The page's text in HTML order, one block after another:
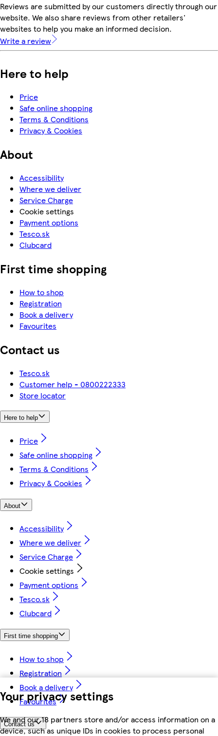
Your privacy settings
We and our 18 partners store and/or access information on a
device, such as unique IDs in cookies to process personal
Reviews are submitted by our customers directly through our
website. We also share reviews from other retailers'
websites to help you make an informed decision.
Write a review
Here to help
Price
Safe online shopping
Terms & Conditions
Privacy & Cookies
About
Accessibility
Where we deliver
Service Charge
Cookie settings
Payment options
Tesco.sk
Clubcard
First time shopping
How to shop
Registration
Book a delivery
Favourites
Contact us
Tesco.sk
Customer help - 0800222333
Store locator
Here to help
Price
Safe online shopping
Terms & Conditions
Privacy & Cookies
About
Accessibility
Where we deliver
Service Charge
Cookie settings
Payment options
Tesco.sk
Clubcard
First time shopping
How to shop
Registration
Book a delivery
Favourites
Contact us